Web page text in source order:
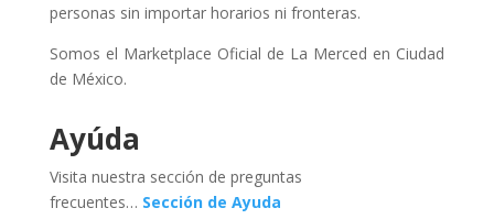
personas sin importar horarios ni fronteras.
Somos el Marketplace Oficial de La Merced en Ciudad
de México.
Ayúda
Visita nuestra sección de preguntas
frecuentes… Sección de Ayuda